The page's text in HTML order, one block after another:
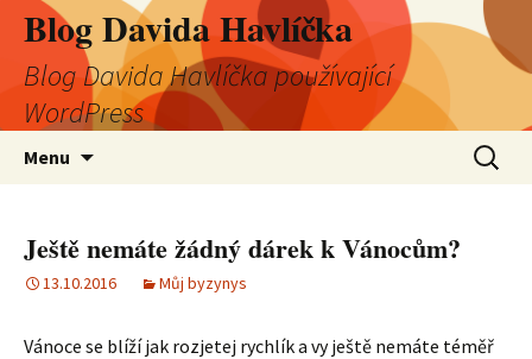
Blog Davida Havlíčka
Blog Davida Havlíčka používající
WordPress
Menu
Ještě nemáte žádný dárek k Vánocům?
13.10.2016 Můj byzynys
Vánoce se blíží jak rozjetej rychlík a vy ještě nemáte téměř